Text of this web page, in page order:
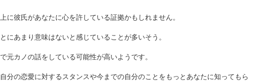
に彼氏があなたに心を許している証拠かもしれません。
にあまり意味はないと感じていることが多いそう。
元カノの話をしている可能性が高いようです。
分の恋愛に対するスタンスや今までの自分のことをもっとあなたに知ってもら